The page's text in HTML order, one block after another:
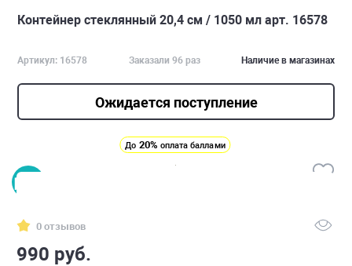
Контейнер стеклянный 20,4 см / 1050 мл арт. 16578
Артикул: 16578 Заказали 96 раз Наличие в магазинах
Ожидается поступление
До 20% оплата баллами
0 отзывов
990 руб.